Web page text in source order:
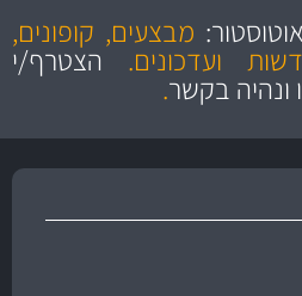
הוגנים
והיצע מוצרים איכותי
מבצעים, קופונים,
ועדכונים.הצטרף/י
בקשר.